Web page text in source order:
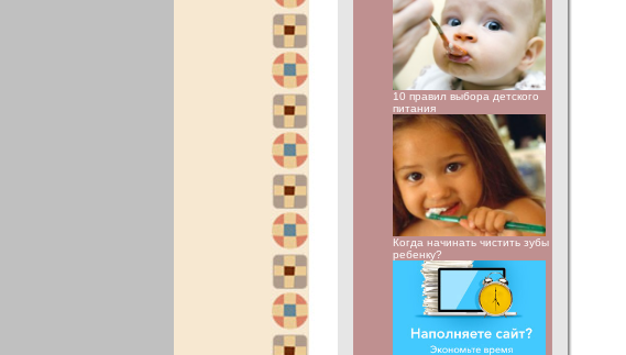
10 правил выбора детского
питания
Когда начинать чистить зубы
ребенку?